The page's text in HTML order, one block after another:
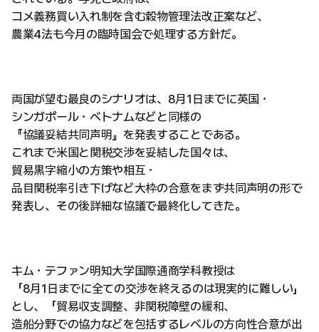
コメ義務買い入れ制を含む穀物管理法改正案など、
農業4法も今月の臨時国会で処理する方針だ。
両国が望む最良のシナリオは、8月1日までに英国・
シンガポール・ベトナムなどと同様の
『協議妥結共同声明』を発表することである。
これまで米国と関税交渉を妥結した国々は、
貿易黒字縮小の方策や相互・
品目関税率引き下げなど大枠の合意をまず共同声明の形で
発表し、その後詳細な協議で最終化してきた。
キム・テファン明知大学国際通商学科教授は
「8月1日までに全ての交渉を終えるのは現実的に難しい」
とし、「貿易収支調整、非関税障壁の緩和、
造船分野での協力などを包括するレベルの方向性合意が出